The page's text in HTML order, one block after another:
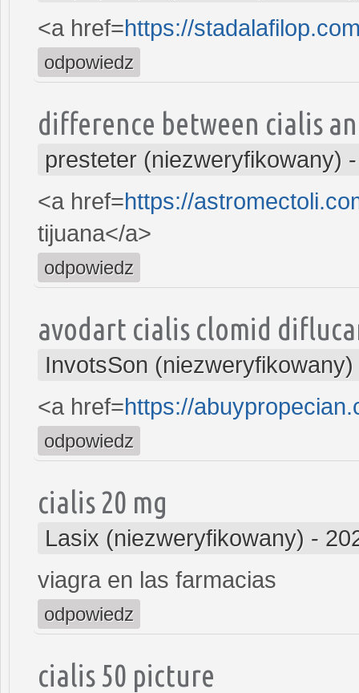
<a href=https://
odpowiedz
difference between cialis
presteter (niezweryfikowany)
<a href=https://
tijuana</a>
odpowiedz
avodart cialis clomid
InvotsSon (niezweryfikowany)
<a href=https://
odpowiedz
cialis 20 mg
Lasix (niezweryfikowany) -
viagra en las farmacias
odpowiedz
cialis 50 picture